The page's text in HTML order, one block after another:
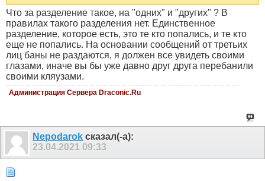
Что за разделение такое, на "одних" и "других" ? В
правилах такого разделения нет. Единственное
разделение, которое есть, это те кто попались, и те кто
еще не попались. На основании сообщений от третьих
лиц баны не раздаются, я должен все увидеть своими
глазами, иначе вы бы уже давно друг друга перебанили
своими кляузами.
Администрация Сервера Draconic.Ru
Nepodarok сказал(-а):
23.04.2021 09:33